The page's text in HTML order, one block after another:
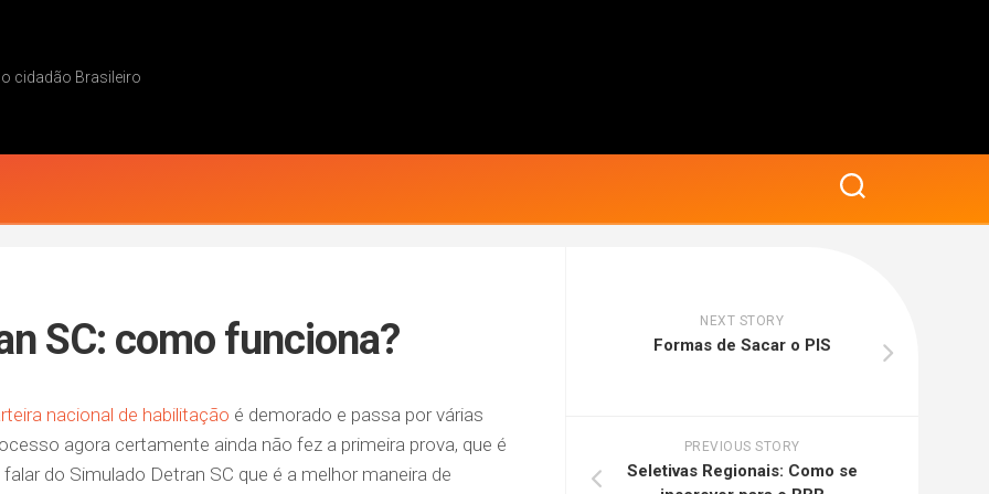
cidadão Brasileiro
SC: como funciona?
nacional de habilitação é demorado e passa por várias
agora certamente ainda não fez a primeira prova, que é
do Simulado Detran SC que é a melhor maneira de
NEXT STORY
Formas de Sacar o PIS
PREVIOUS STORY
Seletivas Regionais: Como se